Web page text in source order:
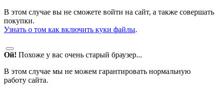
В этом случае вы не сможете войти на сайт, а также совершать
покупки.
Узнать о том как включить куки файлы.
Ой! Похоже у вас очень старый браузер...
В этом случае мы не можем гарантировать нормальную
работу сайта.